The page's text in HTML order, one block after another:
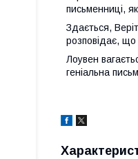
письменниці,
Здається,
розповідає, що
Лоувен
геніальна